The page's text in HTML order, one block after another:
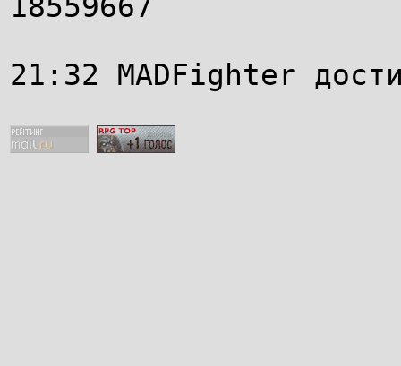
18559667
21:32 MADFighter